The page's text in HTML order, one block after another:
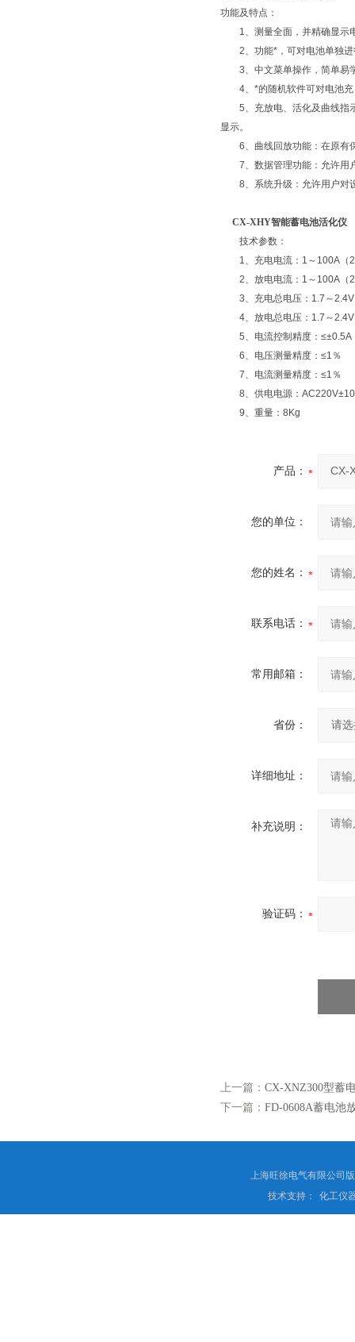
功能及特点：
1、测量全面，并精确显示
2、功能*，可对电池单独进
3、中文菜单操作，简单易
4、*的随机软件可对电池充
5、充放电、活化及曲线指示
显示。
6、曲线回放功能：在原有保
7、数据管理功能：允许用户
8、系统升级：允许用户对
CX-XHY智能蓄电池活化仪
技术参数：
1、充电电流：1～100A（
2、放电电流：1～100A（
3、充电总电压：1.7～2.4V
4、放电总电压：1.7～2.4V
5、电流控制精度：≤±0.5A
6、电压测量精度：≤1％
7、电流测量精度：≤1％
8、供电电源：
9、重量：8Kg
产品：
您的单位：
您的姓名：
联系电话：
常用邮箱：
省份：
详细地址：
补充说明：
验证码：
上一篇： CX-XNZ300型蓄
下一篇： FD-0608A蓄电池
上海旺徐电气有限公司
技术支持：
化工仪